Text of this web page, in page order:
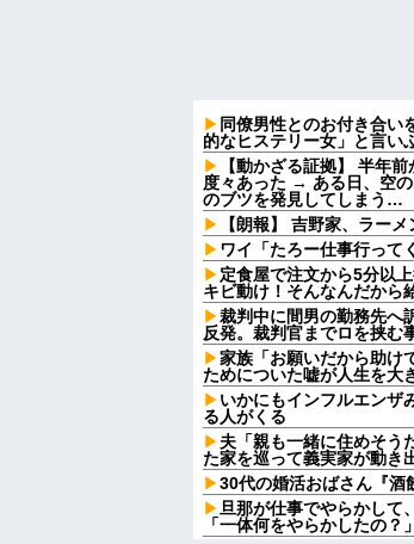
同僚男性とのお付き合い
的なヒステリー女」と言い
【動かざる証拠】 半年
度々あった → ある日、空
のブツを発見してしまう…
【朗報】 吉野家、ラー
ワイ「たろー仕事行って
定食屋で注文から5分以
キビ動け！そんなんだか
裁判中に間男の勤務先へ
反発。裁判官までロを挟む
家族「お願いだから助
ためについた嘘が人生を大
いかにもインフルエンザ
る人がくる
夫「親も一緒に住めそ
た家を巡って義実家が動き
30代の婚活おばさん『
旦那が仕事でやらかして
「一体何をやらかしたの